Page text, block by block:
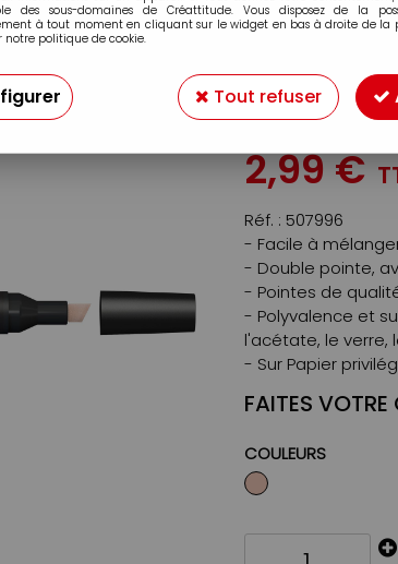
O919
Soyez le
2,99€
Réf. : 507996
- Facile à
- Double pointe,
- Pointes de
- Polyvalence et
l'acétate, le verre,
- Sur Papier
FAITES
COULEURS
des sous-domaines de Créattitude. Vous disposez de la
à tout moment en cliquant sur le widget en bas à droite de la
notre politique de cookie.
Tout refuser